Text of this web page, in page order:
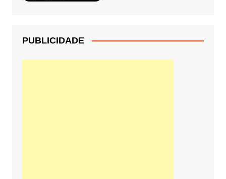
PUBLICIDADE